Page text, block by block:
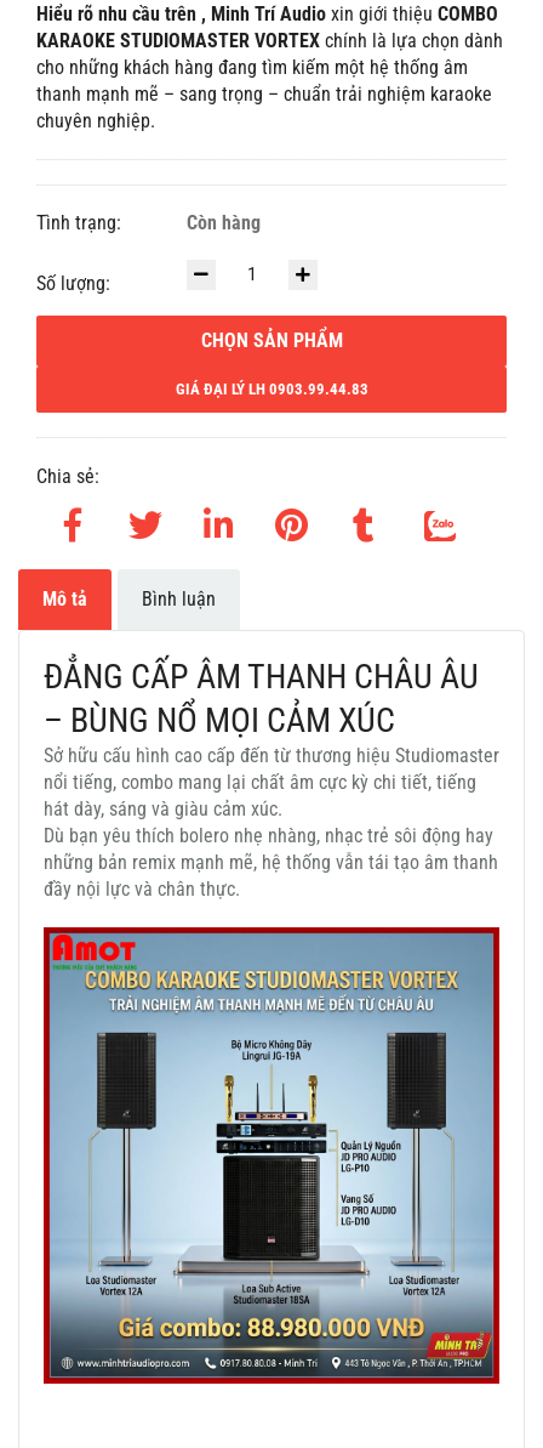
Hiểu rõ nhu cầu trên , Minh Trí Audio xin giới thiệu COMBO
KARAOKE STUDIOMASTER VORTEX chính là lựa chọn dành
cho những khách hàng đang tìm kiếm một hệ thống âm
thanh mạnh mẽ – sang trọng – chuẩn trải nghiệm karaoke
chuyên nghiệp.
Tình trạng: Còn hàng
Số lượng:
CHỌN SẢN PHẨM
GIÁ ĐẠI LÝ LH 0903.99.44.83
Chia sẻ:
Mô tả Bình luận
ĐẲNG CẤP ÂM THANH CHÂU ÂU
– BÙNG NỔ MỌI CẢM XÚC
Sở hữu cấu hình cao cấp đến từ thương hiệu Studiomaster
nổi tiếng, combo mang lại chất âm cực kỳ chi tiết, tiếng
hát dày, sáng và giàu cảm xúc.
Dù bạn yêu thích bolero nhẹ nhàng, nhạc trẻ sôi động hay
những bản remix mạnh mẽ, hệ thống vẫn tái tạo âm thanh
đầy nội lực và chân thực.